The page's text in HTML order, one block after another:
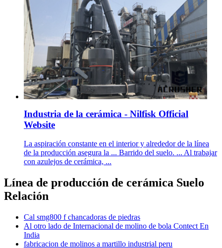
Industria de la cerámica - Nilfisk Official
Website
La aspiración constante en el interior y alrededor de la línea
de la producción asegura la ... Barrido del suelo. ... Al trabajar
con azulejos de cerámica, ...
Línea de producción de cerámica Suelo
Relación
Cal smg800 f chancadoras de piedras
Al otro lado de Internacional de molino de bola Contect En
India
fabricacion de molinos a martillo industrial peru